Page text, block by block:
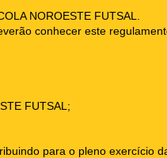
NOROESTE FUTSAL.
conhecer este
FUTSAL;
para o pleno exercício